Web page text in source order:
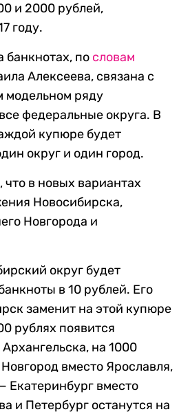
и 2000 рублей,
году.
банкнотах, по словам
Алексеева, связана с
модельном ряду
федеральные округа. В
купюре будет
округ и один город.
что в новых вариантах
Новосибирска,
Новгорода и
округ будет
в 10 рублей. Его
заменит на этой купюре
рублях появится
на 1000
вместо Ярославля,
Екатеринбург вместо
и Петербург останутся на